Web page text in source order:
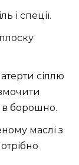
і спеції.
сіллю
в борошно.
маслі з